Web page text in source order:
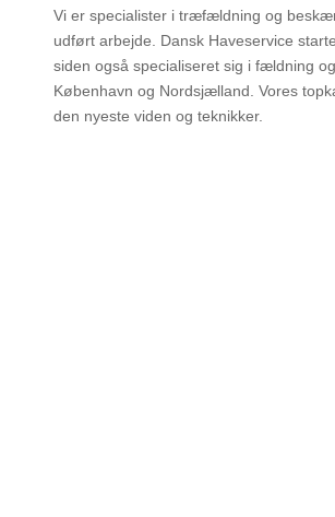
Vi er specialister i træfældning og
udført arbejde. Dansk Haveservice
siden også specialiseret sig i fældning
København og Nordsjælland. Vores
den nyeste viden og teknikker.